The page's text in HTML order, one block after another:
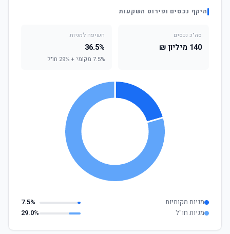
היקף נכסים ופירוט השקעות
סה"כ נכסים
140 מיליון ₪
חשיפה למניות
36.5%
7.5% מקומי + 29% חו"ל
מניות מקומיות
7.5%
מניות חו"ל
29.0%